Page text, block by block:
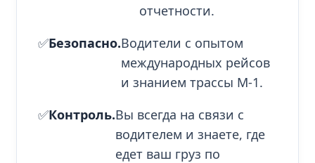
отчетности.
✅Безопасно.Водители с опытом
международных рейсов
и знанием трассы М-1.
✅Контроль.Вы всегда на связи с
водителем и знаете, где
едет ваш груз по